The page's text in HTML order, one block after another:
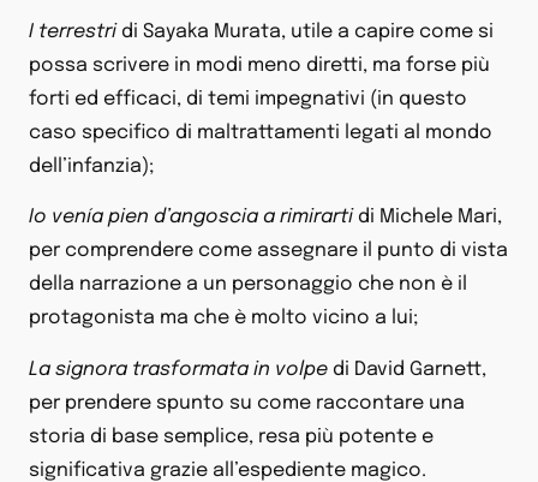
I terrestri di Sayaka Murata, utile a capire come si
possa scrivere in modi meno diretti, ma forse più
forti ed efficaci, di temi impegnativi (in questo
caso specifico di maltrattamenti legati al mondo
dell’infanzia);
Io venía pien d’angoscia a rimirarti di Michele Mari,
per comprendere come assegnare il punto di vista
della narrazione a un personaggio che non è il
protagonista ma che è molto vicino a lui;
La signora trasformata in volpe di David Garnett,
per prendere spunto su come raccontare una
storia di base semplice, resa più potente e
significativa grazie all’espediente magico.